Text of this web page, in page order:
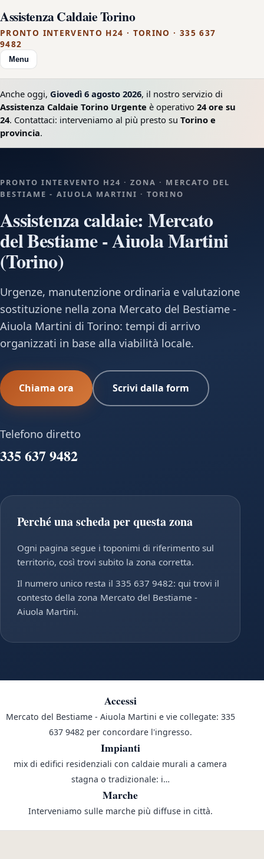
Assistenza Caldaie Torino
PRONTO INTERVENTO H24 · TORINO · 335 637
9482
Menu
Anche oggi, Giovedì 6 agosto 2026, il nostro servizio di
Assistenza Caldaie Torino Urgente è operativo 24 ore su
24. Contattaci: interveniamo al più presto su Torino e
provincia.
PRONTO INTERVENTO H24 · ZONA · MERCATO DEL
BESTIAME - AIUOLA MARTINI · TORINO
Assistenza caldaie: Mercato
del Bestiame - Aiuola Martini
(Torino)
Urgenze, manutenzione ordinaria e valutazione
sostituzione nella zona Mercato del Bestiame -
Aiuola Martini di Torino: tempi di arrivo
organizzati in base alla viabilità locale.
Chiama ora Scrivi dalla form
Telefono diretto
335 637 9482
Perché una scheda per questa zona
Ogni pagina segue i toponimi di riferimento sul
territorio, così trovi subito la zona corretta.
Il numero unico resta il 335 637 9482: qui trovi il
contesto della zona Mercato del Bestiame -
Aiuola Martini.
Accessi
Mercato del Bestiame - Aiuola Martini e vie collegate: 335
637 9482 per concordare l'ingresso.
Impianti
mix di edifici residenziali con caldaie murali a camera
stagna o tradizionale: i…
Marche
Interveniamo sulle marche più diffuse in città.